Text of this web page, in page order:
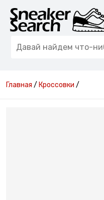
Главная / Кроссовки /